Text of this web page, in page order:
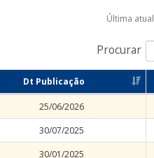
Procurar
Última
Dt Publicação
25/06/2026
30/07/2025
30/01/2025